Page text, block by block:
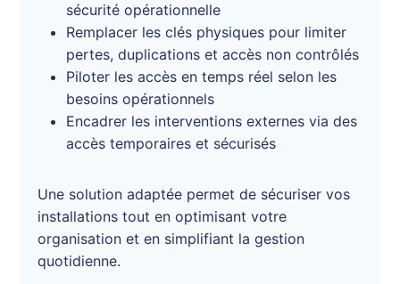
sécurité opérationnelle
Remplacer les clés physiques pour limiter
pertes, duplications et accès non contrôlés
Piloter les accès en temps réel selon les
besoins opérationnels
Encadrer les interventions externes via des
accès temporaires et sécurisés
Une solution adaptée permet de sécuriser vos
installations tout en optimisant votre
organisation et en simplifiant la gestion
quotidienne.